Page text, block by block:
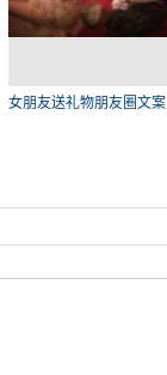
女朋友送礼物朋友圈文案